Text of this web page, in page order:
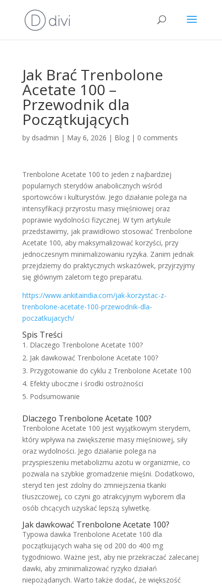
Jak Brać Trenbolone
Acetate 100 –
Przewodnik dla
Początkujących
by dsadmin | May 6, 2026 | Blog| 0 comments
Trenbolone Acetate 100 to jeden z najbardziej
popularnych sterydów anabolicznych wśród
sportowców i kulturystów. Jego działanie polega na
intensyfikacji przyrostu masy mięśniowej oraz
poprawie wydolności fizycznej. W tym artykule
przedstawimy, jak prawidłowo stosować Trenbolone
Acetate 100, aby maksymalizować korzyści, przy
jednoczesnym minimalizowaniu ryzyka. Zanim jednak
przejdziemy do praktycznych wskazówek, przyjrzyjmy
się głównym zaletom tego preparatu.
https://www.ankitaindia.com/jak-korzystac-z-
trenbolone-acetate-100-przewodnik-dla-
poczatkujacych/
Spis Treści
Dlaczego Trenbolone Acetate 100?
Jak dawkować Trenbolone Acetate 100?
Przygotowanie do cyklu z Trenbolone Acetate 100
Efekty uboczne i środki ostrożności
Podsumowanie
Dlaczego Trenbolone Acetate 100?
Trenbolone Acetate 100 jest wyjątkowym sterydem,
który wpływa na zwiększenie masy mięśniowej, siły
oraz wydolności. Jego działanie polega na
przyspieszeniu metabolizmu azotu w organizmie, co
pozwala na szybkie gromadzenie mięśni. Dodatkowo,
steryd ten jest zdolny do zmniejszenia tkanki
tłuszczowej, co czyni go atrakcyjnym wyborem dla
osób chcących uzyskać lepszą sylwetkę.
Jak dawkować Trenbolone Acetate 100?
Typowa dawka Trenbolone Acetate 100 dla
początkujących waha się od 200 do 400 mg
tygodniowo. Ważne jest, aby nie przekraczać zalecanej
dawki, aby zminimalizować ryzyko działań
niepożądanych. Warto także dodać, że większość